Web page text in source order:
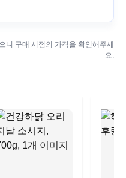
니 구매 시점의 가격을 확인해주세
요.